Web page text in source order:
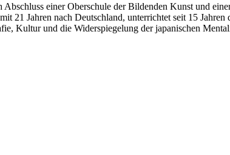
Abschluss einer Oberschule der Bildenden Kunst und
21 Jahren nach Deutschland, unterrichtet seit 15 Jahren
Kultur und die Widerspiegelung der japanischen